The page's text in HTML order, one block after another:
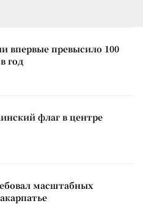
впервые превысило 100
год
флаг в центре
масштабных